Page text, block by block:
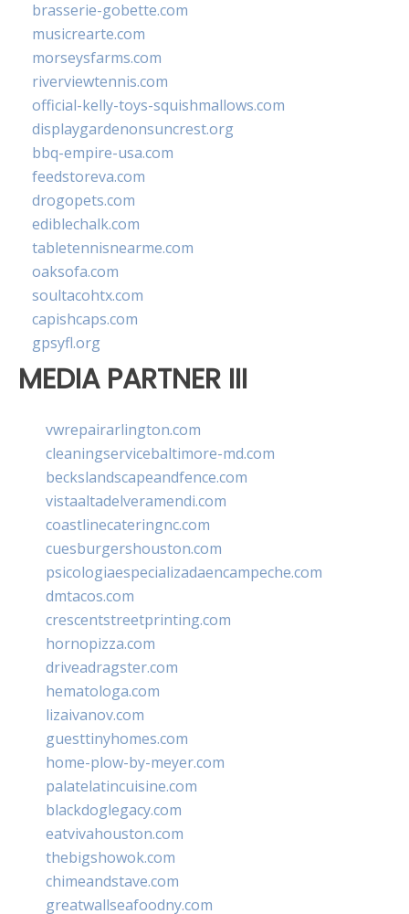
brasserie-gobette.com
musicrearte.com
morseysfarms.com
riverviewtennis.com
official-kelly-toys-squishmallows.com
displaygardenonsuncrest.org
bbq-empire-usa.com
feedstoreva.com
drogopets.com
ediblechalk.com
tabletennisnearme.com
oaksofa.com
soultacohtx.com
capishcaps.com
gpsyfl.org
MEDIA PARTNER III
vwrepairarlington.com
cleaningservicebaltimore-md.com
beckslandscapeandfence.com
vistaaltadelveramendi.com
coastlinecateringnc.com
cuesburgershouston.com
psicologiaespecializadaencampeche.com
dmtacos.com
crescentstreetprinting.com
hornopizza.com
driveadragster.com
hematologa.com
lizaivanov.com
guesttinyhomes.com
home-plow-by-meyer.com
palatelatincuisine.com
blackdoglegacy.com
eatvivahouston.com
thebigshowok.com
chimeandstave.com
greatwallseafoodny.com